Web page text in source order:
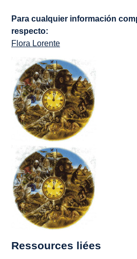
Para cualquier información
respecto:
Flora Lorente
Ressources liées